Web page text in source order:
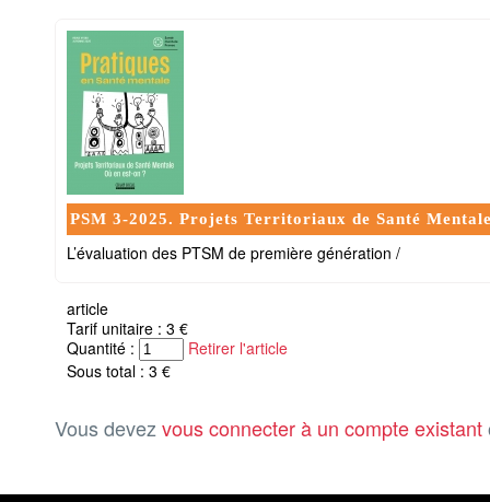
PSM 3-2025. Projets Territoriaux de Santé
L’évaluation des PTSM de première génération /
article
Tarif unitaire : 3 €
Quantité :
Retirer l'article
Sous total : 3 €
Vous devez vous connecter à un compte existant